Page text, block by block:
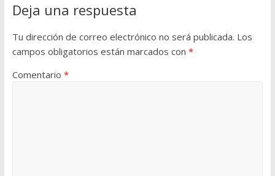
Deja una respuesta
Tu dirección de correo electrónico no será publicada. Los
campos obligatorios están marcados con *
Comentario *